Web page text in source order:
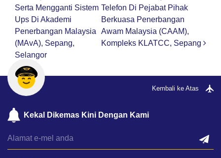
Serta Mengganti Sistem
Ups Di Akademi
Penerbangan Malaysia
(MAvA), Sepang,
Selangor
Telefon Di Pejabat Pihak
Berkuasa Penerbangan
Awam Malaysia (CAAM),
Kompleks KLATCC, Sepang
Kembali ke Atas
Kekal Dikemas Kini Dengan Kami